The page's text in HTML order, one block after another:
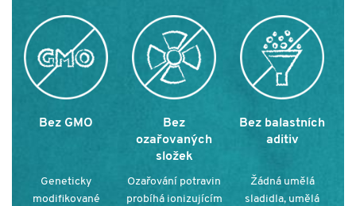
Bez GMO
Bez
ozařovaných
složek
Bez balastních
aditiv
Geneticky
modifikované
Ozařování potravin
probíhá ionizujícím
Žádná umělá
sladidla, umělá